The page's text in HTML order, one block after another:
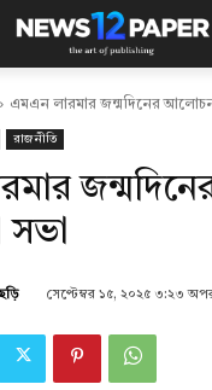
এমএন লারমার জন্মদিনের
রাজনীতি
সেপ্টেম্বর ১৫, ২০২৫ ৩:২৩